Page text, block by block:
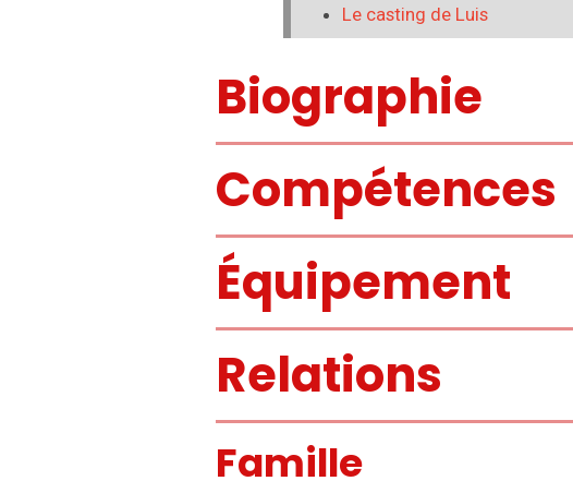
Le casting de Luis
Biographie
Compétences
Équipement
Relations
Famille